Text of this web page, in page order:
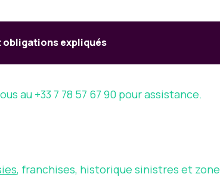
obligations expliqués
au +33 7 78 57 67 90 pour assistance.
, franchises, historique sinistres et zone